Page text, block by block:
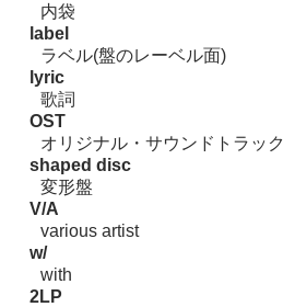
内袋
label
ラベル(盤のレーベル面)
lyric
歌詞
OST
オリジナル・サウンドトラック
shaped disc
変形盤
V/A
various artist
w/
with
2LP